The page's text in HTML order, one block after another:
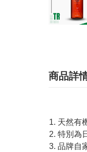
商品詳
1. 天然有
2. 特別為
3. 品牌自